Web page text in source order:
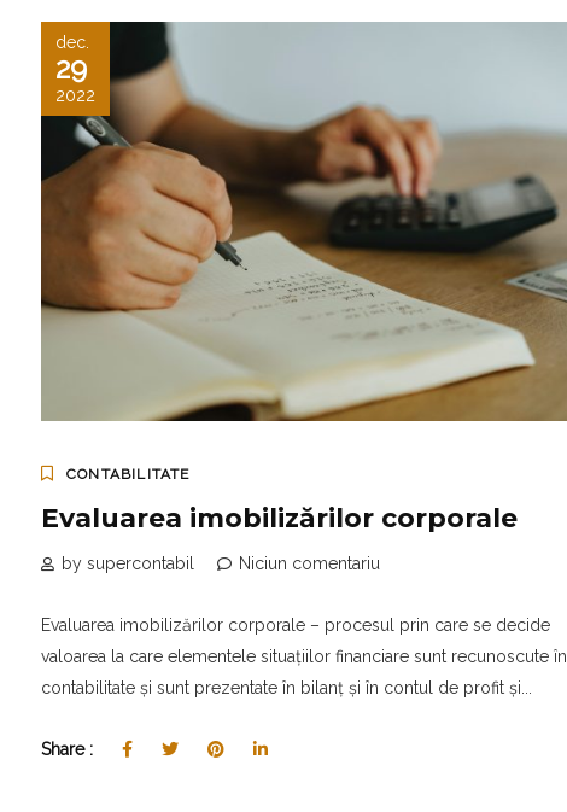
dec.
29
2022
CONTABILITATE
Evaluarea imobilizărilor corporale
by supercontabil Niciun comentariu
Evaluarea imobilizărilor corporale – procesul prin care se decide
valoarea la care elementele situațiilor financiare sunt recunoscute în
contabilitate și sunt prezentate în bilanț și în contul de profit și...
Share :